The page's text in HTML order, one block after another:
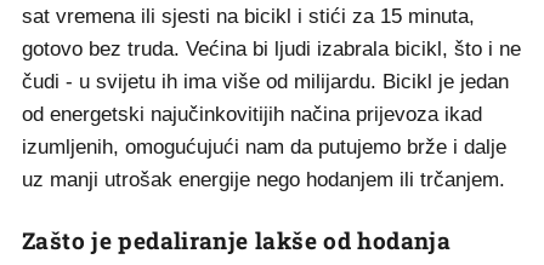
sat vremena ili sjesti na bicikl i stići za 15 minuta,
gotovo bez truda. Većina bi ljudi izabrala bicikl, što i ne
čudi - u svijetu ih ima više od milijardu. Bicikl je jedan
od energetski najučinkovitijih načina prijevoza ikad
izumljenih, omogućujući nam da putujemo brže i dalje
uz manji utrošak energije nego hodanjem ili trčanjem.
Zašto je pedaliranje lakše od hodanja